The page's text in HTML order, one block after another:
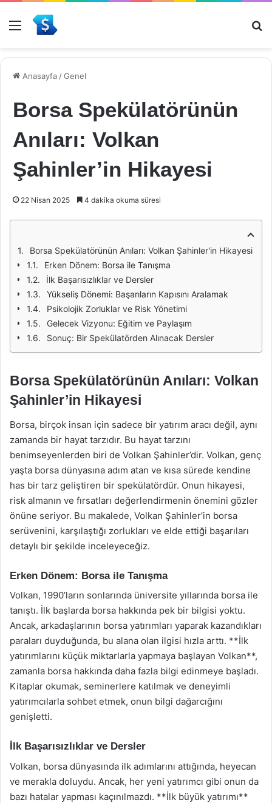
Menü
Anasayfa /Genel
Borsa Spekülatörünün
Anıları: Volkan
Şahinler’in Hikayesi
22 Nisan 2025 4 dakika okuma süresi
Borsa Spekülatörünün Anıları: Volkan Şahinler'in Hikayesi
Erken Dönem: Borsa ile Tanışma
İlk Başarısızlıklar ve Dersler
Yükseliş Dönemi: Başarıların Kapısını Aralamak
Psikolojik Zorluklar ve Risk Yönetimi
Gelecek Vizyonu: Eğitim ve Paylaşım
Sonuç: Bir Spekülatörden Alınacak Dersler
Borsa Spekülatörünün Anıları: Volkan
Şahinler’in Hikayesi
Borsa, birçok insan için sadece bir yatırım aracı değil, aynı
zamanda bir hayat tarzıdır. Bu hayat tarzını
benimseyenlerden biri de Volkan Şahinler’dir. Volkan, genç
yaşta borsa dünyasına adım atan ve kısa sürede kendine
has bir tarz geliştiren bir spekülatördür. Onun hikayesi,
risk almanın ve fırsatları değerlendirmenin önemini gözler
önüne seriyor. Bu makalede, Volkan Şahinler’in borsa
serüvenini, karşılaştığı zorlukları ve elde ettiği başarıları
detaylı bir şekilde inceleyeceğiz.
Erken Dönem: Borsa ile Tanışma
Volkan, 1990’ların sonlarında üniversite yıllarında borsa ile
tanıştı. İlk başlarda borsa hakkında pek bir bilgisi yoktu.
Ancak, arkadaşlarının borsa yatırımları yaparak kazandıkları
paraları duyduğunda, bu alana olan ilgisi hızla arttı. **İlk
yatırımlarını küçük miktarlarla yapmaya başlayan Volkan**,
zamanla borsa hakkında daha fazla bilgi edinmeye başladı.
Kitaplar okumak, seminerlere katılmak ve deneyimli
yatırımcılarla sohbet etmek, onun bilgi dağarcığını
genişletti.
İlk Başarısızlıklar ve Dersler
Volkan, borsa dünyasında ilk adımlarını attığında, heyecan
ve merakla doluydu. Ancak, her yeni yatırımcı gibi onun da
bazı hatalar yapması kaçınılmazdı. **İlk büyük yatırımı**